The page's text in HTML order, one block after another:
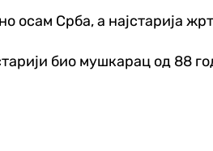
осам Срба, а најстарија
био мушкарац од 88